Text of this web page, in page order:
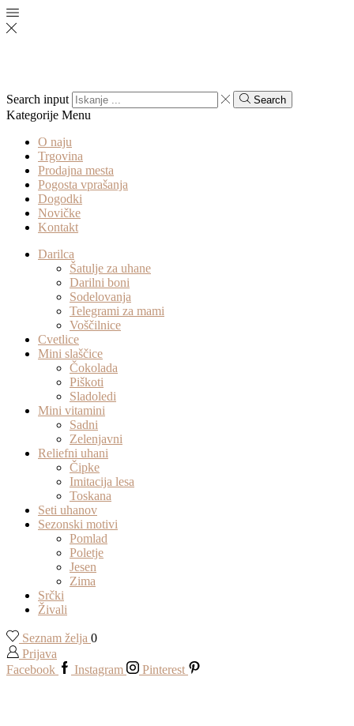
Search input Search
Kategorije Menu
O naju
Trgovina
Prodajna mesta
Pogosta vprašanja
Dogodki
Novičke
Kontakt
Darilca
Šatulje za uhane
Darilni boni
Sodelovanja
Telegrami za mami
Voščilnice
Cvetlice
Mini slaščice
Čokolada
Piškoti
Sladoledi
Mini vitamini
Sadni
Zelenjavni
Reliefni uhani
Čipke
Imitacija lesa
Toskana
Seti uhanov
Sezonski motivi
Pomlad
Poletje
Jesen
Zima
Srčki
Živali
Seznam želja 0
Prijava
Facebook
Instagram Pinterest